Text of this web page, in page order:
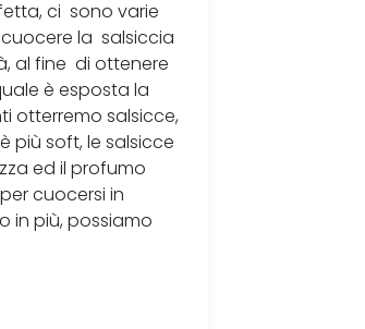
ci sono varie
la salsiccia
al fine di ottenere
è esposta la
otterremo salsicce,
più soft, le salsicce
ed il profumo
cuocersi in
in più, possiamo